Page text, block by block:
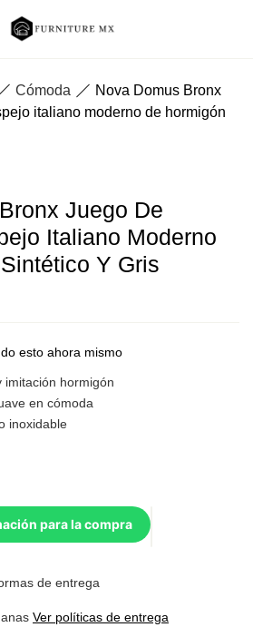
Cómoda
Nova Domus Bronx
italiano moderno de hormigón
Juego De
Italiano Moderno
Y Gris
esto ahora mismo
imitación hormigón
en cómoda
inoxidable
para la compra
de entrega
Ver políticas de entrega